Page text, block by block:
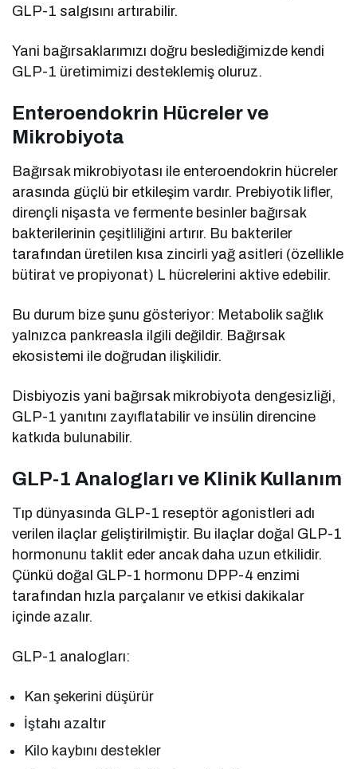
GLP-1 salgısını artırabilir.
Yani bağırsaklarımızı doğru beslediğimizde kendi
GLP-1 üretimimizi desteklemiş oluruz.
Enteroendokrin Hücreler ve
Mikrobiyota
Bağırsak mikrobiyotası ile enteroendokrin hücreler
arasında güçlü bir etkileşim vardır. Prebiyotik lifler,
dirençli nişasta ve fermente besinler bağırsak
bakterilerinin çeşitliliğini artırır. Bu bakteriler
tarafından üretilen kısa zincirli yağ asitleri (özellikle
bütirat ve propiyonat) L hücrelerini aktive edebilir.
Bu durum bize şunu gösteriyor: Metabolik sağlık
yalnızca pankreasla ilgili değildir. Bağırsak
ekosistemi ile doğrudan ilişkilidir.
Disbiyozis yani bağırsak mikrobiyota dengesizliği,
GLP-1 yanıtını zayıflatabilir ve insülin direncine
katkıda bulunabilir.
GLP-1 Analogları ve Klinik Kullanım
Tıp dünyasında GLP-1 reseptör agonistleri adı
verilen ilaçlar geliştirilmiştir. Bu ilaçlar doğal GLP-1
hormonunu taklit eder ancak daha uzun etkilidir.
Çünkü doğal GLP-1 hormonu DPP-4 enzimi
tarafından hızla parçalanır ve etkisi dakikalar
içinde azalır.
GLP-1 analogları:
Kan şekerini düşürür
İştahı azaltır
Kilo kaybını destekler